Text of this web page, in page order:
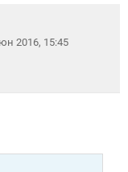
2016, 15:45